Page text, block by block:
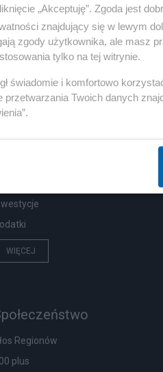
WIĘCEJ
Regionów
plus
„Akceptuję”. Zgoda jest
znajdujący się w lewym
zgody użytkownika, ale masz
tylko na tej witrynie.
świadomie i komfortowo
przetwarzania Twoich danych